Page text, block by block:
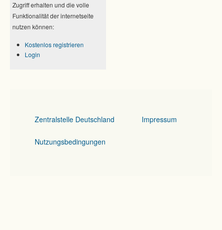
Zugriff erhalten und die volle
Funktionalität der internetseite
nutzen können:
Kostenlos registrieren
Login
Zentralstelle Deutschland Impressum
Nutzungsbedingungen